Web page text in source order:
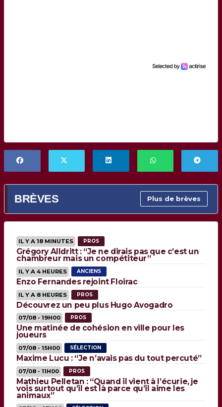
BRÈVES Plus de brèves
IL Y A 18 MINUTES PROS
Grégory Alldritt : “Je ne dirais pas que c’est un
chambreur mais un compétiteur”
IL Y A 4 HEURES ANCIENS
Enzo Fernandes rejoint Floirac
IL Y A 8 HEURES PROS
Découvrez un peu plus Hugo Avogadro
07/08 - 19H00 PROS
Une matinée de cohésion en ville pour les
joueurs
07/08 - 15H00 SÉLECTION
Maxime Lucu : “Je n’avais pas du tout percuté”
07/08 - 11H00 PROS
Mathieu Pelletan : “Quand il vient à l’écurie, je
vois surtout qu’il est là parce qu’il aime les
animaux”